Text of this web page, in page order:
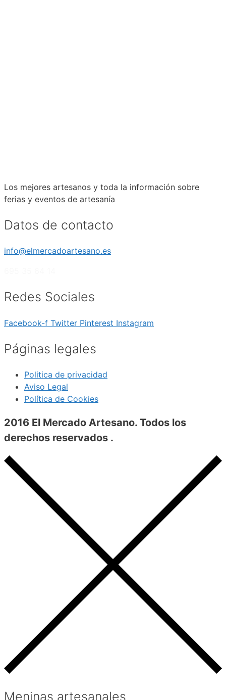
Los mejores artesanos y toda la información sobre
ferias y eventos de artesanía
Datos de contacto
info@elmercadoartesano.es
Redes Sociales
Facebook-f Twitter Pinterest Instagram
Páginas legales
Politica de privacidad
Aviso Legal
Política de Cookies
2016 El Mercado Artesano. Todos los
derechos reservados .
Meninas artesanales